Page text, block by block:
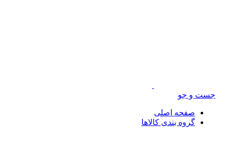
و جو
صفحه اصلی
گروه بندی کالاها